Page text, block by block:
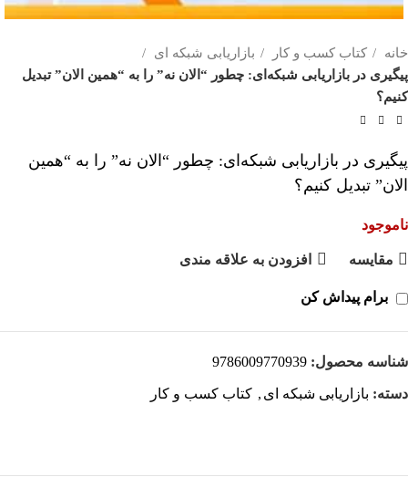
خانه کتاب کسب و کار
بازاریابی شبکه ای
پیگیری در بازاریابی شبکه‌ای: چطور “الان نه” را به “همین الان” تبدیل
کنیم؟
پیگیری در بازاریابی شبکه‌ای: چطور “الان نه” را به “همین
الان” تبدیل کنیم؟
ناموجود
مقايسه افزودن به علاقه مندی
برام پیداش کن
شناسه محصول: 9786009770939
دسته: بازاریابی شبکه ای , کتاب کسب و کار